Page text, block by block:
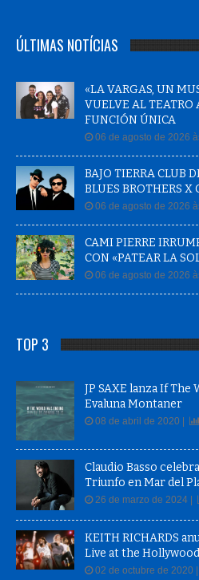
ÚLTIMAS NOTÍCIAS
«LA VARGAS, UN
VUELVE AL
FUNCIÓN ÚNICA
06 de agosto de 2026
BAJO TIERRA CLUB
BLUES BROTHERS X
06 de agosto de 2026
CAMI PIERRE
CON «PATEAR LA
06 de agosto de 2026
TOP 3
JP SAXE lanza If The
Evaluna Montaner
08 de abril de 2020 |
Claudio Basso
Triunfo en Mar del
26 de marzo de 2024 |
KEITH RICHARDS
Live at the
02 de octubre de 2020 |